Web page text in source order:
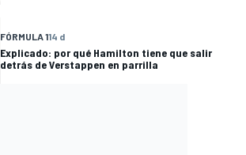
FÓRMULA 114 d
Explicado: por qué Hamilton tiene que salir
detrás de Verstappen en parrilla